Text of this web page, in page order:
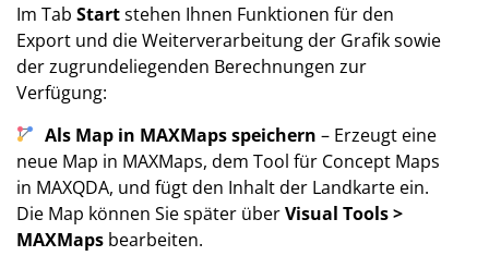
Im Tab Startstehen Ihnen Funktionen für den
Export und die Weiterverarbeitung der Grafik sowie
der zugrundeliegenden Berechnungen zur
Verfügung:
Als Map in MAXMaps speichern – Erzeugt eine
neue Map in MAXMaps, dem Tool für Concept Maps
in MAXQDA, und fügt den Inhalt der Landkarte ein.
Die Map können Sie später überVisual Tools >
MAXMaps bearbeiten.